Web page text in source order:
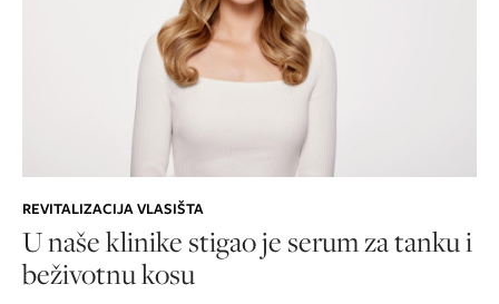
REVITALIZACIJA VLASIŠTA
U naše klinike stigao je serum za tanku i
beživotnu kosu